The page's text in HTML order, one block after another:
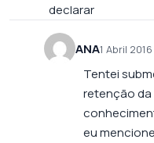
declarar
ANA1 Abril 2016
Tentei
retenção da
eu